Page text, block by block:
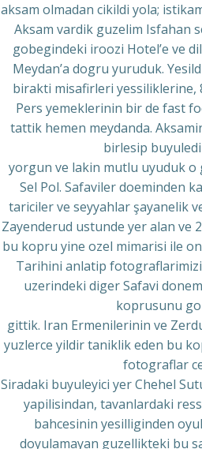
aksam olmadan cikildi yola;
Aksam vardik guzelim Isfahan
gobegindeki iroozi Hotel’e ve
Meydan’a dogru yuruduk.
birakti misafirleri yessiliklerine,
Pers yemeklerinin bir de fast
tattik hemen meydanda.
birlesip
yorgun ve lakin mutlu uyuduk o
Sel Pol. Safaviler doeminden
tariciler ve seyyahlar şayanelik
Zayenderud ustunde yer alan ve
bu kopru yine ozel mimarisi ile
Tarihini anlatip
uzerindeki diger Safavi
koprusunu
gittik. Iran Ermenilerinin ve
yuzlerce yildir taniklik eden bu
fotograflar
Siradaki buyuleyici yer Chehel
yapilisindan, tavanlardaki
bahcesinin yesilliginden
doyulamayan guzellikteki bu